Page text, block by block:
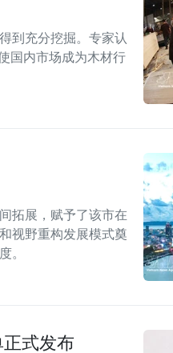
到充分挖掘。专家认
国内市场成为木材行
拓展，赋予了该市在
视野重构发展模式奠
。
式发布